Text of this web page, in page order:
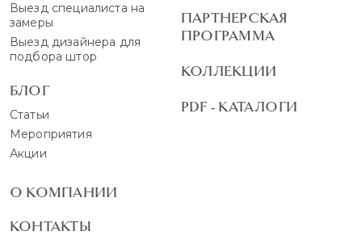
Выезд специалиста на
замеры
Выезд дизайнера для
подбора штор
БЛОГ
Статьи
Мероприятия
Акции
ПАРТНЕРСКАЯ
ПРОГРАММА
КОЛЛЕКЦИИ
PDF - КАТАЛОГИ
О КОМПАНИИ
КОНТАКТЫ